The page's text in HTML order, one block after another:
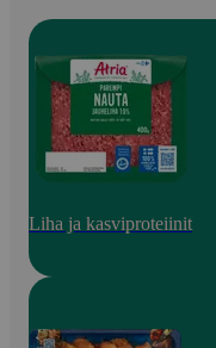
Liha ja kasviproteiinit